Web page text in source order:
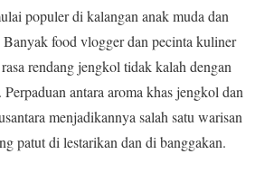
populer di kalangan anak muda dan
food vlogger dan pecinta kuliner
rendang jengkol tidak kalah dengan
antara aroma khas jengkol dan
menjadikannya salah satu warisan
patut di lestarikan dan di banggakan.